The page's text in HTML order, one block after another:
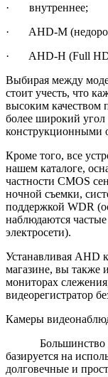
· внутреннее;
· AHD-M
· AHD-H (Full HD
Выбирая между
стоит учесть, что
высоким качеством
более широкий угол
конструкционными
Кроме того, все
нашем каталоге,
частности CMOS
ночной съемки,
поддержкой WDR
наблюдаются
электросети).
Устанавливая AHD
магазине, вы также
мониторах
видеорегистратор
Камеры
Большинство
базируется на
долговечные и